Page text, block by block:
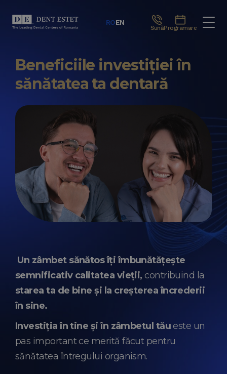
ROEN
SunăProgramare
Beneficiile investiției în
sănătatea ta dentară
Un zâmbet sănătos îți îmbunătățește
semnificativ calitatea vieții, contribuind la
starea ta de bine și la creșterea încrederii
în sine.
Investiția în tine și în zâmbetul tău este un
pas important ce merită făcut pentru
sănătatea întregului organism.